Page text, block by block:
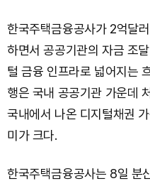
한국주택금융공사가 2억달
하면서 공공기관의 자금 조
털 금융 인프라로 넓어지는
행은 국내 공공기관 가운데
국내에서 나온 디지털채권
미가 크다.
한국주택금융공사는 8일 분